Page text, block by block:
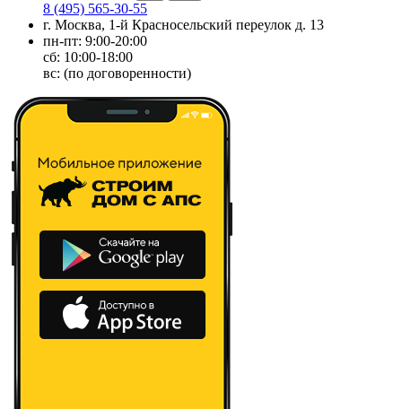
8 (495) 565-30-55
г. Москва, 1-й Красносельский переулок д. 13
пн-пт: 9:00-20:00
сб: 10:00-18:00
вс: (по договоренности)